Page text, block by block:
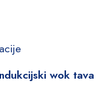
wok tava